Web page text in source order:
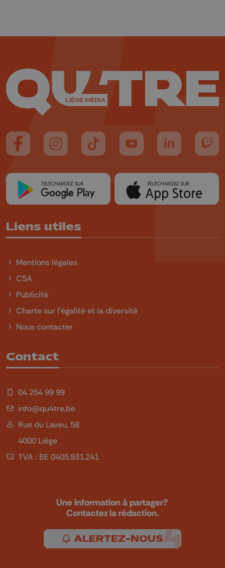
Suivez-nous sur FaceBook
Suivez-nous sur Instagram
Suivez-nous sur TikTok
Suivez-nous sur YouTube
Suivez-nous
Liens utiles
Mentions légales
CSA
Publicité
Charte sur l'égalité et la diversité
Nous contacter
Contact
04 254 99 99
info@qu4tre.be
Rue du Laveu, 58
4000 Liège
TVA : BE 0405.931.241
Une information à partager?
Contactez la rédaction.
ALERTEZ-NOUS